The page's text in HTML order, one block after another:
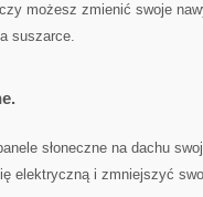
możesz zmienić swoje
suszarce.
słoneczne na dachu
elektryczną i zmniejszyć